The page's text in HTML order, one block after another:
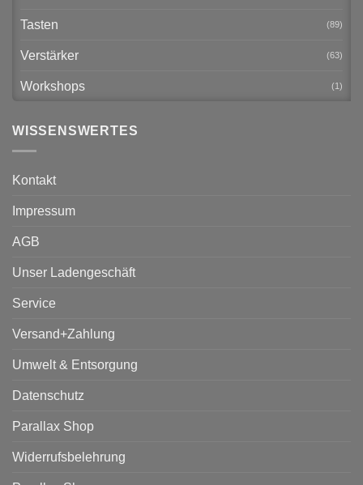
Tasten (89)
Verstärker (63)
Workshops (1)
WISSENSWERTES
Kontakt
Impressum
AGB
Unser Ladengeschäft
Service
Versand+Zahlung
Umwelt & Entsorgung
Datenschutz
Parallax Shop
Widerrufsbelehrung